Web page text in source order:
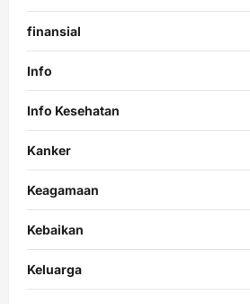
finansial
Info
Info Kesehatan
Kanker
Keagamaan
Kebaikan
Keluarga